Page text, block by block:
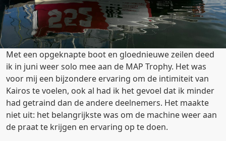
Met een opgeknapte boot en gloednieuwe zeilen deed
ik in juni weer solo mee aan de MAP Trophy. Het was
voor mij een bijzondere ervaring om de intimiteit van
Kairos te voelen, ook al had ik het gevoel dat ik minder
had getraind dan de andere deelnemers. Het maakte
niet uit: het belangrijkste was om de machine weer aan
de praat te krijgen en ervaring op te doen.